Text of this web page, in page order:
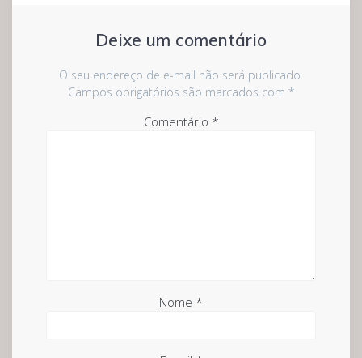
Deixe um comentário
O seu endereço de e-mail não será publicado.
Campos obrigatórios são marcados com *
Comentário *
Nome *